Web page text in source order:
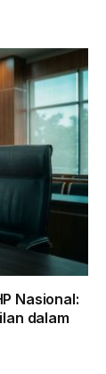
Nasional:
dalam